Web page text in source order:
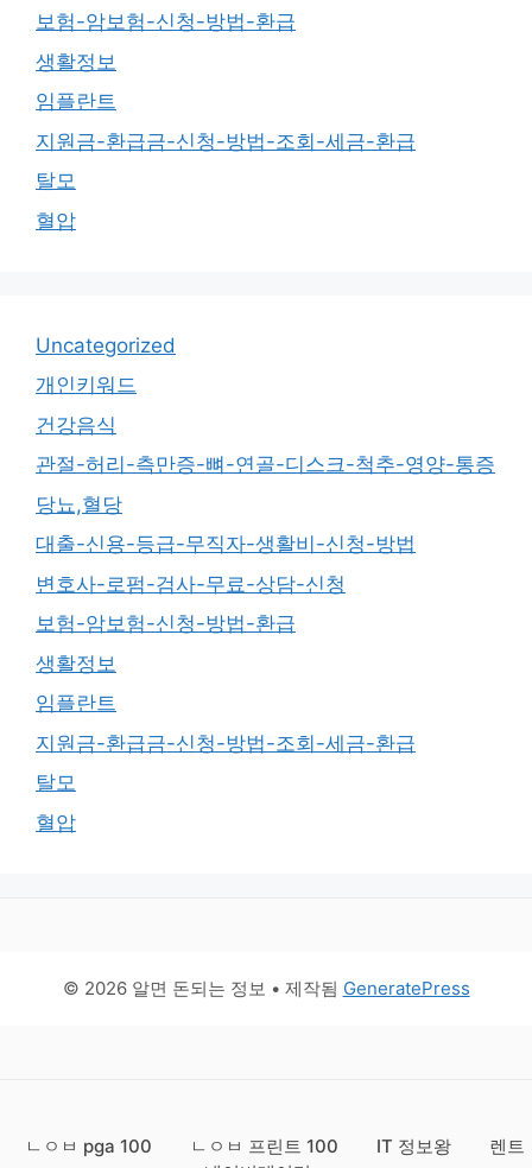
보험-암보험-신청-방법-환급
생활정보
임플란트
지원금-환급금-신청-방법-조회-세금-환급
탈모
혈압
Uncategorized
개인키워드
건강음식
관절-허리-측만증-뼈-연골-디스크-척추-영양-통증
당뇨,혈당
대출-신용-등급-무직자-생활비-신청-방법
변호사-로펌-검사-무료-상담-신청
보험-암보험-신청-방법-환급
생활정보
임플란트
지원금-환급금-신청-방법-조회-세금-환급
탈모
혈압
© 2026 알면 돈되는 정보 • 제작됨 GeneratePress
ㄴㅇㅂ pga 100 ㄴㅇㅂ 프린트 100 IT 정보왕
렌트